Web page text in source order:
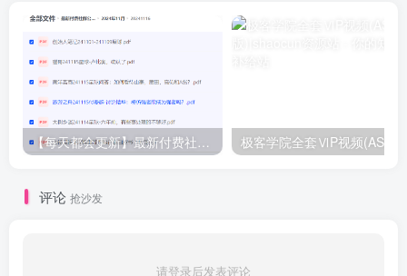
【每天都会更新】最新付费社群公众号文章 极客学院全套ⅥP视频(AS版)
评论 抢沙发
请登录后发表评论